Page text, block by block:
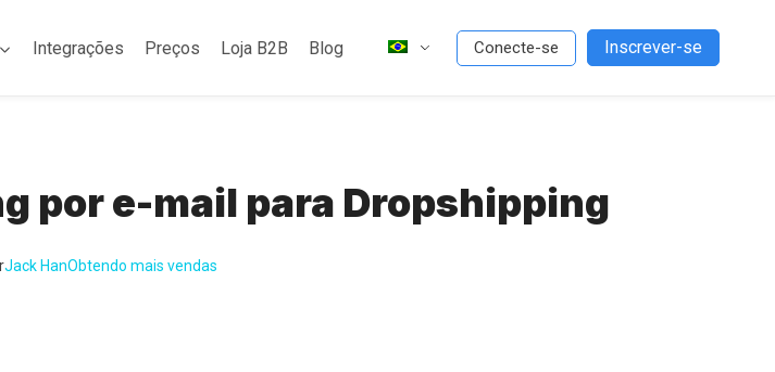
Integrações Preços Loja B2B Blog Conecte-se Inscrever-se
por e-mail para Dropshipping
Jack HanObtendo mais vendas